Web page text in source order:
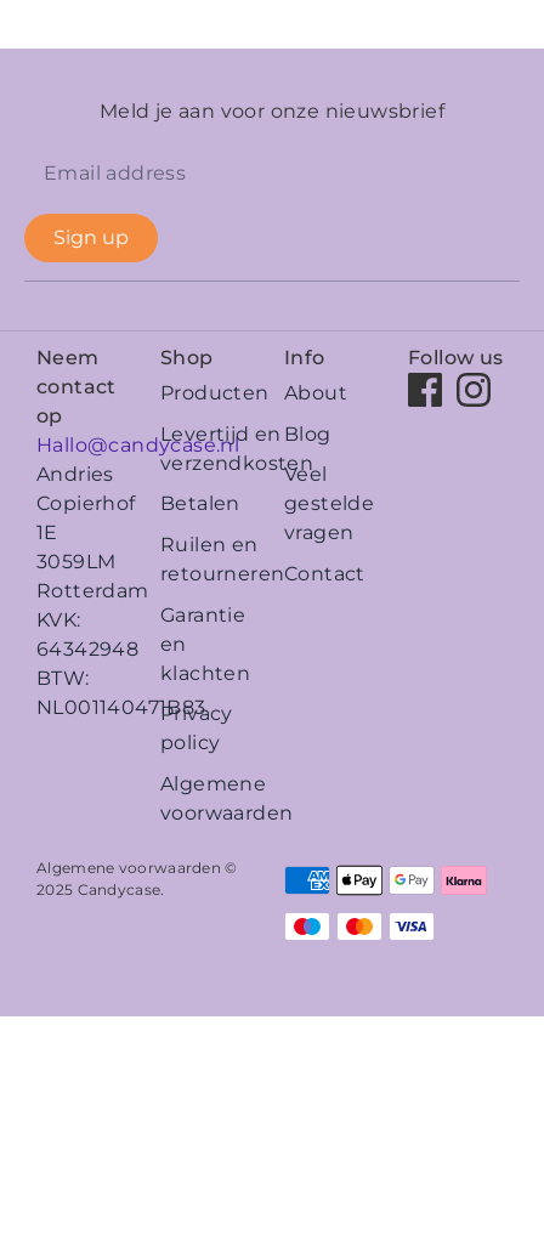
Meld je aan voor onze nieuwsbrief
Sign up
Neem
contact
op
Hallo@candycase.nl
Andries
Copierhof
1E
3059LM
Rotterdam
KVK:
64342948
BTW:
NL001140471B83
Shop
Producten
Levertijd en
verzendkosten
Betalen
Ruilen en
retourneren
Garantie
en
klachten
Privacy
policy
Algemene
voorwaarden
Info
About
Blog
Veel
gestelde
vragen
Contact
Follow us
Algemene voorwaarden ©
2025 Candycase.